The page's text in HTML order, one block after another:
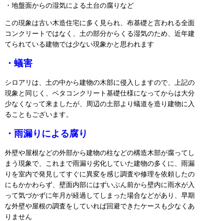
・地盤面からの湿気による土台の腐りなど
この現象は古い木造住宅に多く見られ、布基礎と言われる全面
コンクリートではなく、土の部分からくる湿気のため、近年建
てられている建物では少ない現象かと思われます
・蟻害
シロアリは、土の中から建物の木部に侵入しますので、上記の
現象と同じく、ベタコンクリート基礎仕様になってからは大分
少なくなって来ましたが、周辺の土部より蟻道を造り建物に入
ることもございます。
・雨漏りによる腐り
外壁や屋根などの外部から建物の柱などの構造木部が腐ってし
まう現象で、これまで雨漏り劣化していた建物の多くに、雨漏
りを室内で発見してすぐに異変を感じ調査や修理を依頼したの
にもかかわらず、壁面内部にはずいぶん前から壁内に雨水が入
って気づかずに年月が経過してしまった場合などがあり、早期
な外壁や屋根の調査をしていれば回避できたケースも少なくあ
りません